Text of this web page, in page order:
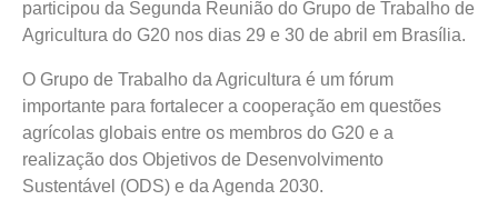
participou da Segunda Reunião do Grupo de Trabalho de
Agricultura do G20 nos dias 29 e 30 de abril em Brasília.
O Grupo de Trabalho da Agricultura é um fórum
importante para fortalecer a cooperação em questões
agrícolas globais entre os membros do G20 e a
realização dos Objetivos de Desenvolvimento
Sustentável (ODS) e da Agenda 2030.